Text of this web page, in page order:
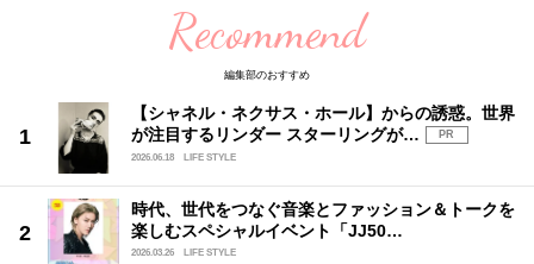
Recommend
編集部のおすすめ
【シャネル・ネクサス・ホール】からの誘惑。世界
が注目するリンダー スターリングが…
PR
2026.06.18
LIFE STYLE
時代、世代をつなぐ音楽とファッション＆トークを
楽しむスペシャルイベント「JJ50…
2026.03.26 LIFE STYLE